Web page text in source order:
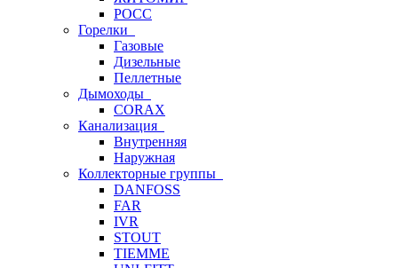
РОСС
Горелки
Газовые
Дизельные
Пеллетные
Дымоходы
CORAX
Канализация
Внутренняя
Наружная
Коллекторные группы
DANFOSS
FAR
IVR
STOUT
TIEMME